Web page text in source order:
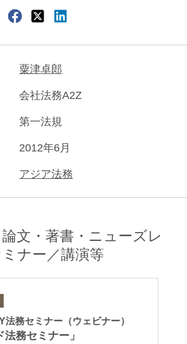
粟津卓郎
会社法務A2Z
第一法規
2012年6月
アジア法務
文・著書・ニューズレ
ナー／講演等
法務セミナー（ウェビナー）
法務セミナー」